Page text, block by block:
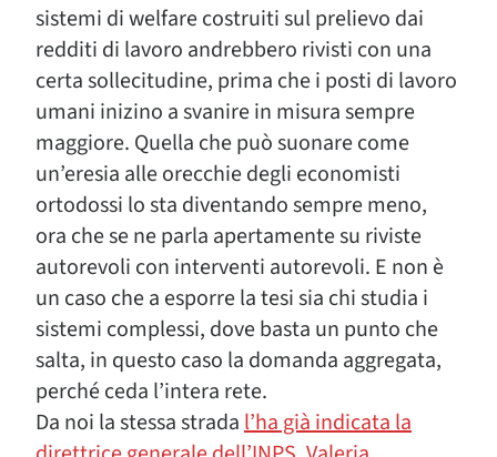
sistemi di welfare costruiti sul prelievo dai
redditi di lavoro andrebbero rivisti con una
certa sollecitudine, prima che i posti di lavoro
umani inizino a svanire in misura sempre
maggiore. Quella che può suonare come
un’eresia alle orecchie degli economisti
ortodossi lo sta diventando sempre meno,
ora che se ne parla apertamente su riviste
autorevoli con interventi autorevoli. E non è
un caso che a esporre la tesi sia chi studia i
sistemi complessi, dove basta un punto che
salta, in questo caso la domanda aggregata,
perché ceda l’intera rete.
Da noi la stessa stradal’ha già indicata la